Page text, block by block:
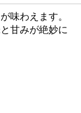
味わえます。
甘みが絶妙に